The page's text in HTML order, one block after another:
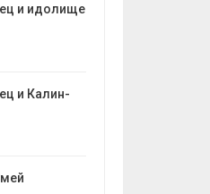
и идолище
и Калин-